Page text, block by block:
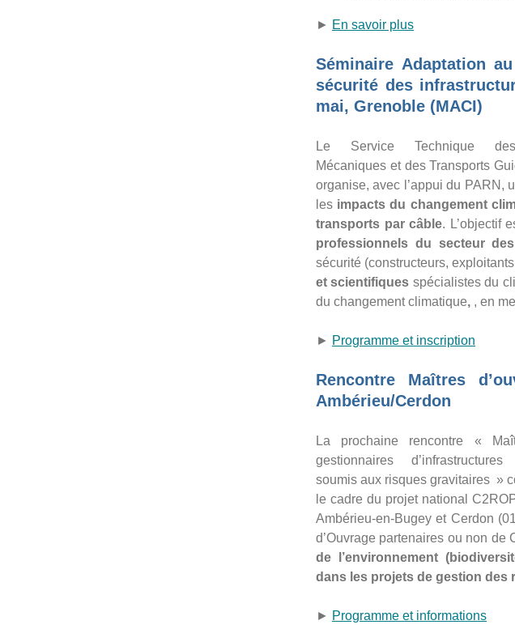
► En savoir plus
Séminaire Adaptation
sécurité des
mai, Grenoble (MACI)
Le Service Technique
Mécaniques et des Transports
organise, avec l’appui du PARN,
les impacts du changement
transports par câble. L’objectif
professionnels du secteur
sécurité (constructeurs,
etscientifiques spécialistes du
du changement climatique, , en
► Programme et inscription
Rencontre Maîtres
Ambérieu/Cerdon
La prochaine rencontre «
gestionnaires
soumis aux risques gravitaires »
le cadre du projet national
Ambérieu-en-Bugey et Cerdon
d’Ouvrage partenaires ou non de
de l’environnement
dans les projets de gestion des
► Programme et informations